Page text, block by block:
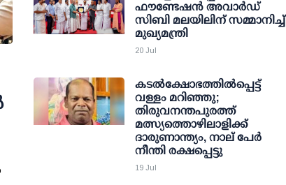
ഫൗണ്ടേഷൻ അവാർഡ്
സിബി മലയിലിന് സമ്മാനിച്ച്
മുഖ്യമന്ത്രി
20 Jul
കടല്‍ക്ഷോഭത്തില്‍പ്പെട്ട്
വള്ളം മറിഞ്ഞു;
തിരുവനന്തപുരത്ത്
മത്സ്യത്തൊഴിലാളിക്ക്
ദാരുണാന്ത്യം, നാല് പേര്‍
നീന്തി രക്ഷപ്പെട്ടു
19 Jul